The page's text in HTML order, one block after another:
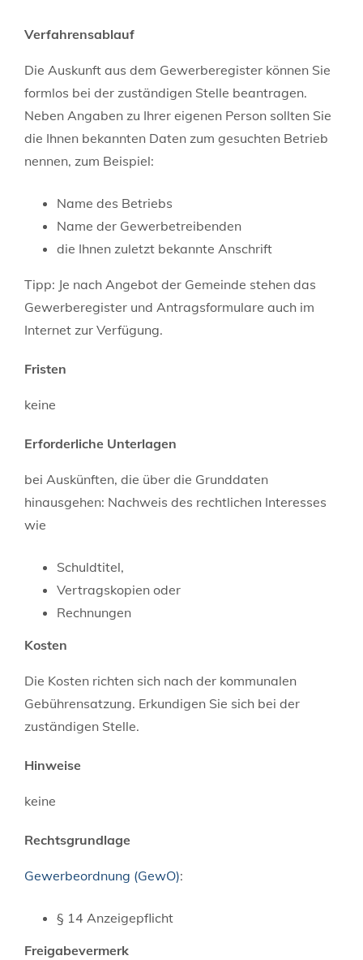
Verfahrensablauf
Die Auskunft aus dem Gewerberegister können Sie
formlos bei der zuständigen Stelle beantragen.
Neben Angaben zu Ihrer eigenen Person sollten Sie
die Ihnen bekannten Daten zum gesuchten Betrieb
nennen, zum Beispiel:
Name des Betriebs
Name der Gewerbetreibenden
die Ihnen zuletzt bekannte Anschrift
Tipp: Je nach Angebot der Gemeinde stehen das
Gewerberegister und Antragsformulare auch im
Internet zur Verfügung.
Fristen
keine
Erforderliche Unterlagen
bei Auskünften, die über die Grunddaten
hinausgehen: Nachweis des rechtlichen Interesses
wie
Schuldtitel,
Vertragskopien oder
Rechnungen
Kosten
Die Kosten richten sich nach der kommunalen
Gebührensatzung. Erkundigen Sie sich bei der
zuständigen Stelle.
Hinweise
keine
Rechtsgrundlage
Gewerbeordnung (GewO):
§ 14 Anzeigepflicht
Freigabevermerk